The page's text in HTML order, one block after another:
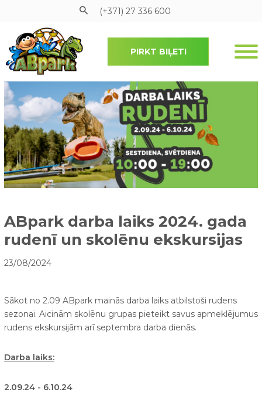
Pāriet uz galveno saturu
(+371) 27 336 600
PIRKT BIĻETI
ABpark darba laiks 2024. gada
rudenī un skolēnu ekskursijas
23/08/2024
Sākot no 2.09 ABpark mainās darba laiks atbilstoši rudens
sezonai. Aicinām skolēnu grupas pieteikt savus apmeklējumus
rudens ekskursijām arī septembra darba dienās.
Darba laiks:
2.09.24 - 6.10.24